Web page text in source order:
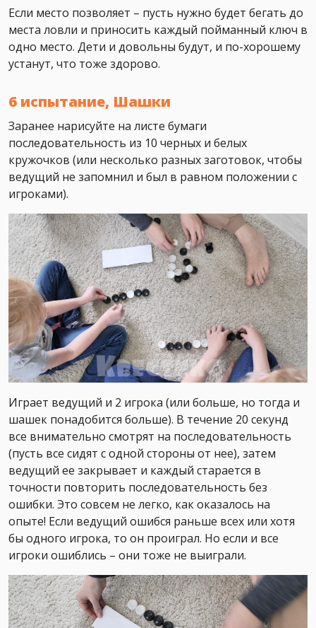
Если место позволяет – пусть нужно будет бегать до
места ловли и приносить каждый пойманный ключ в
одно место. Дети и довольны будут, и по-хорошему
устанут, что тоже здорово.
6 испытание, Шашки
Заранее нарисуйте на листе бумаги
последовательность из 10 черных и белых
кружочков (или несколько разных заготовок, чтобы
ведущий не запомнил и был в равном положении с
игроками).
Играет ведущий и 2 игрока (или больше, но тогда и
шашек понадобится больше). В течение 20 секунд
все внимательно смотрят на последовательность
(пусть все сидят с одной стороны от нее), затем
ведущий ее закрывает и каждый старается в
точности повторить последовательность без
ошибки. Это совсем не легко, как оказалось на
опыте! Если ведущий ошибся раньше всех или хотя
бы одного игрока, то он проиграл. Но если и все
игроки ошиблись – они тоже не выиграли.